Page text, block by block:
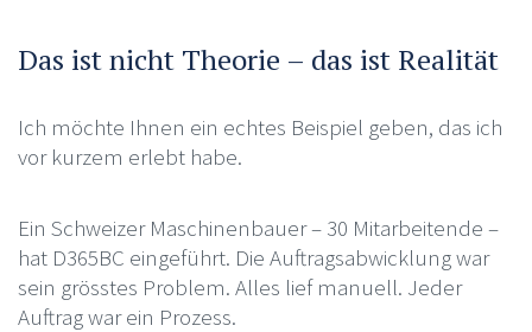
Das ist nicht Theorie – das ist Realität
Ich möchte Ihnen ein echtes Beispiel geben, das ich
vor kurzem erlebt habe.
Ein Schweizer Maschinenbauer – 30 Mitarbeitende –
hat D365BC eingeführt. Die Auftragsabwicklung war
sein grösstes Problem. Alles lief manuell. Jeder
Auftrag war ein Prozess.